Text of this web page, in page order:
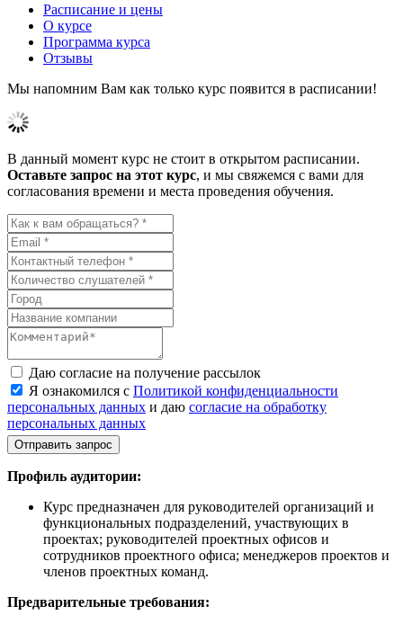
Расписание и цены
О курсе
Программа курса
Отзывы
Мы напомним Вам как только курс появится в расписании!
В данный момент курс не стоит в открытом расписании.
Оставьте запрос на этот курс, и мы свяжемся с вами для
согласования времени и места проведения обучения.
Даю согласие на получение рассылок
Я ознакомился с Политикой конфиденциальности
персональных данных и даю согласие на обработку
персональных данных
Отправить запрос
Профиль аудитории:
Курс предназначен для руководителей организаций и
функциональных подразделений, участвующих в
проектах; руководителей проектных офисов и
сотрудников проектного офиса; менеджеров проектов и
членов проектных команд.
Предварительные требования: